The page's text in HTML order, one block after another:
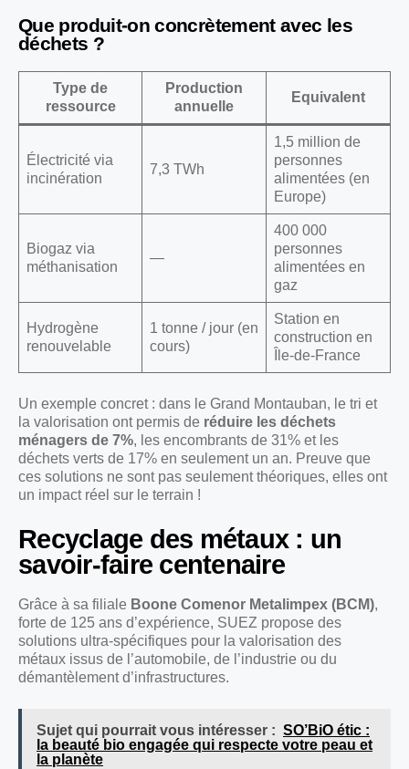
Que produit-on concrètement avec les
déchets ?
Type de
ressource
Production
annuelle
Equivalent
Électricité via
incinération
7,3 TWh
1,5 million de
personnes
alimentées (en
Europe)
Biogaz via
méthanisation
—
400 000
personnes
alimentées en
gaz
Hydrogène
renouvelable
1 tonne / jour (en
cours)
Station en
construction en
Île-de-France
Un exemple concret : dans le Grand Montauban, le tri et
la valorisation ont permis de réduire les déchets
ménagers de 7%, les encombrants de 31% et les
déchets verts de 17% en seulement un an. Preuve que
ces solutions ne sont pas seulement théoriques, elles ont
un impact réel sur le terrain !
Recyclage des métaux : un
savoir-faire centenaire
Grâce à sa filiale Boone Comenor Metalimpex (BCM),
forte de 125 ans d’expérience, SUEZ propose des
solutions ultra-spécifiques pour la valorisation des
métaux issus de l’automobile, de l’industrie ou du
démantèlement d’infrastructures.
Sujet qui pourrait vous intéresser : SO’BiO étic :
la beauté bio engagée qui respecte votre peau et
la planète